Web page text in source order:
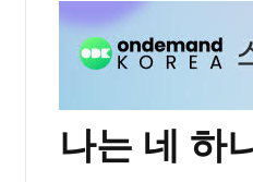
나는 네 하